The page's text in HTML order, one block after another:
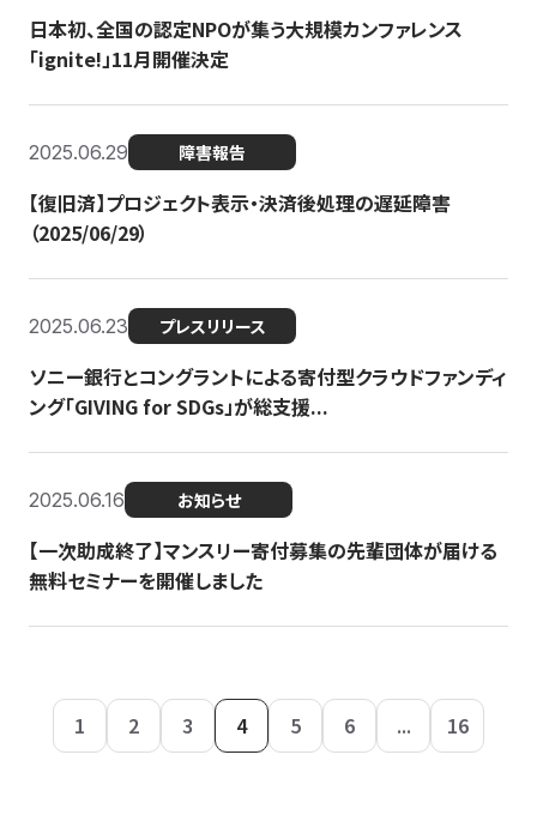
日本初、全国の認定NPOが集う大規模カンファレンス
「ignite!」11月開催決定
2025.06.29 障害報告
【復旧済】プロジェクト表示・決済後処理の遅延障害
（2025/06/29）
2025.06.23 プレスリリース
ソニー銀行とコングラントによる寄付型クラウドファンディ
ング「GIVING for SDGs」が総支援...
2025.06.16 お知らせ
【一次助成終了】マンスリー寄付募集の先輩団体が届ける
無料セミナーを開催しました
1 2 3 4 5 6 ... 16